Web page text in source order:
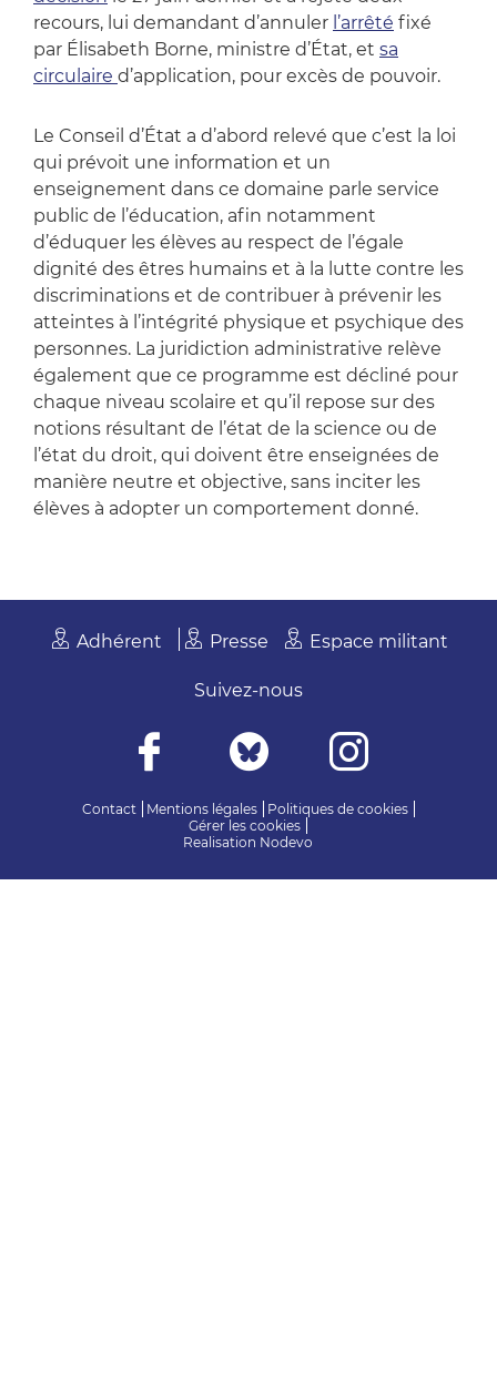
recours, lui demandant d’annuler l’arrêté fixé
par Élisabeth Borne, ministre d’État, et sa
circulaire d’application, pour excès de pouvoir.
Le Conseil d’État a d’abord relevé que c’est la loi
qui prévoit une information et un
enseignement dans ce domaine parle service
public de l’éducation, afin notamment
d’éduquer les élèves au respect de l’égale
dignité des êtres humains et à la lutte contre les
discriminations et de contribuer à prévenir les
atteintes à l’intégrité physique et psychique des
personnes. La juridiction administrative relève
également que ce programme est décliné pour
chaque niveau scolaire et qu’il repose sur des
notions résultant de l’état de la science ou de
l’état du droit, qui doivent être enseignées de
manière neutre et objective, sans inciter les
élèves à adopter un comportement donné.
Adhérent Presse Espace militant
Contact Mentions légales
Politiques de cookies
Gérer les cookies
Realisation Nodevo
Suivez-nous